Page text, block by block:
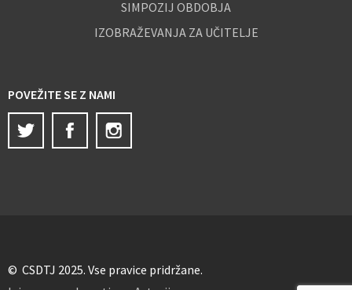
SIMPOZIJ OBDOBJA
IZOBRAŽEVANJA ZA UČITELJE
POVEŽITE SE Z NAMI
Twitter
Facebook
© CSDTJ 2025. Vse pravice pridržane.